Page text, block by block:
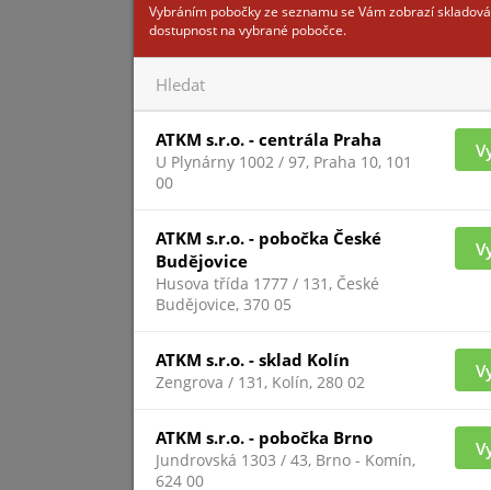
Vybráním pobočky ze seznamu se Vám zobrazí skladová
dostupnost na vybrané pobočce.
ATKM s.r.o. - centrála Praha
U Plynárny 1002 / 97, Praha 10, 101
00
ATKM s.r.o. - pobočka České
Budějovice
Husova třída 1777 / 131, České
Budějovice, 370 05
ATKM s.r.o. - sklad Kolín
Zengrova / 131, Kolín, 280 02
ATKM s.r.o. - pobočka Brno
Jundrovská 1303 / 43, Brno - Komín,
624 00